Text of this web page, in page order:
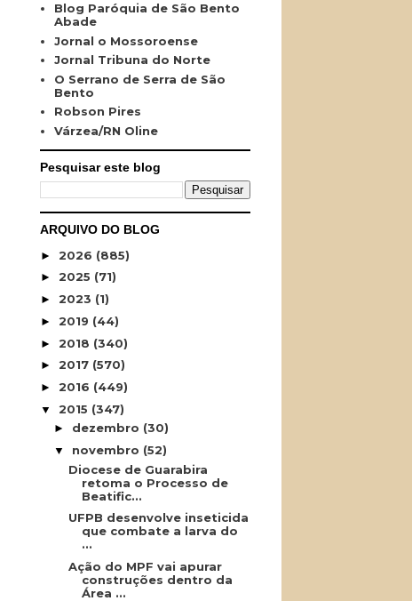
Blog Paróquia de São Bento
Abade
Jornal o Mossoroense
Jornal Tribuna do Norte
O Serrano de Serra de São
Bento
Robson Pires
Várzea/RN Oline
Pesquisar este blog
ARQUIVO DO BLOG
► 2026 (885)
► 2025 (71)
► 2023 (1)
► 2019 (44)
► 2018 (340)
► 2017 (570)
► 2016 (449)
▼ 2015 (347)
► dezembro (30)
▼ novembro (52)
Diocese de Guarabira
retoma o Processo de
Beatific...
UFPB desenvolve inseticida
que combate a larva do
...
Ação do MPF vai apurar
construções dentro da
Área ...